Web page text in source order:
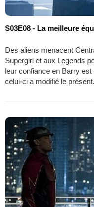
S03E08 - La meilleure
Des aliens menacent
Supergirl et aux Legends
leur confiance en Barry est
celui-ci a modifié le présent.